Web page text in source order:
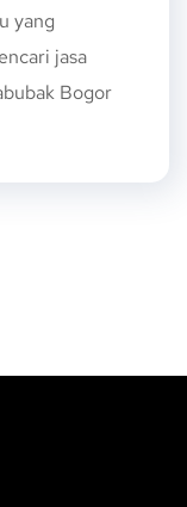
yang
jasa
Bogor